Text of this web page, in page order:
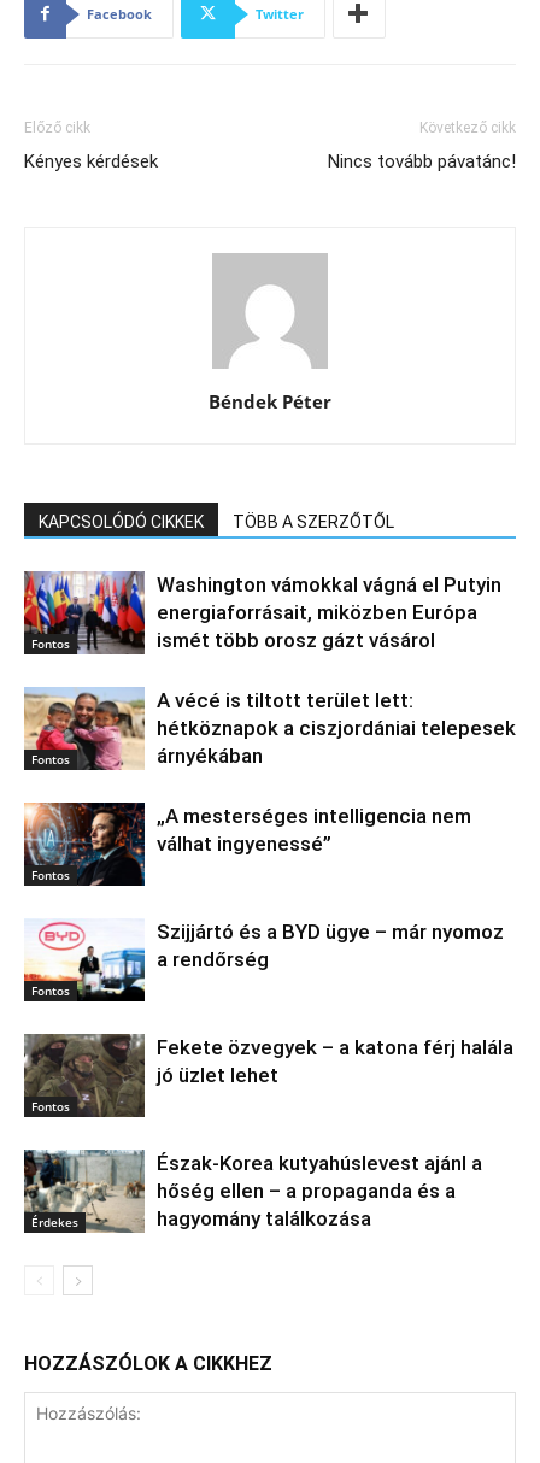
Facebook Twitter
Előző cikk
Kényes kérdések
Következő cikk
Nincs tovább pávatánc!
Béndek Péter
KAPCSOLÓDÓ CIKKEK TÖBB A SZERZŐTŐL
Fontos
Washington vámokkal vágná el Putyin
energiaforrásait, miközben Európa
ismét több orosz gázt vásárol
Fontos
A vécé is tiltott terület lett:
hétköznapok a ciszjordániai telepesek
árnyékában
Fontos
„A mesterséges intelligencia nem
válhat ingyenessé”
Fontos
Szijjártó és a BYD ügye – már nyomoz
a rendőrség
Fontos
Fekete özvegyek – a katona férj halála
jó üzlet lehet
Érdekes
Észak‑Korea kutyahúslevest ajánl a
hőség ellen – a propaganda és a
hagyomány találkozása
HOZZÁSZÓLOK A CIKKHEZ